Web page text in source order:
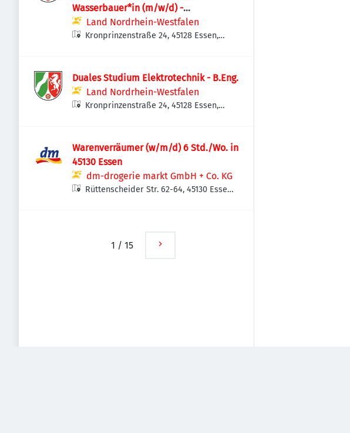
Wasserbauer*in (m/w/d) -
Essen/Bottrop
Land Nordrhein-Westfalen
Kronprinzenstraße 24, 45128 Essen,
Duales Studium Elektrotechnik - B.Eng.
Land Nordrhein-Westfalen
Kronprinzenstraße 24, 45128 Essen,
Warenverräumer (w/m/d) 6 Std./Wo. in
45130 Essen
dm-drogerie markt GmbH + Co. KG
Rüttenscheider Str. 62-64, 45130 Essen,
1 / 15